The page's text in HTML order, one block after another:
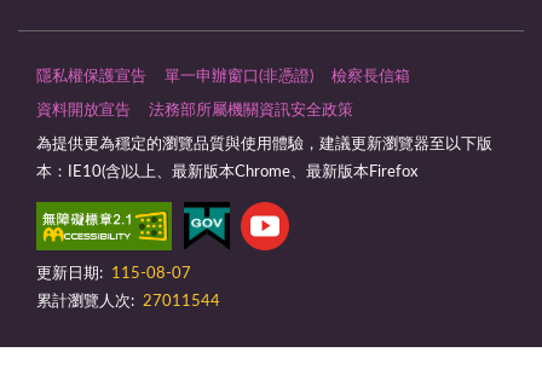
隱私權保護宣告 單一申辦窗口(非憑證) 檢察長信箱
資料開放宣告 法務部所屬機關資訊安全政策
為提供更為穩定的瀏覽品質與使用體驗，建議更新瀏覽器至以下版
本：IE10(含)以上、最新版本Chrome、最新版本Firefox
更新日期:
115-08-07
累計瀏覽人次: 27011544